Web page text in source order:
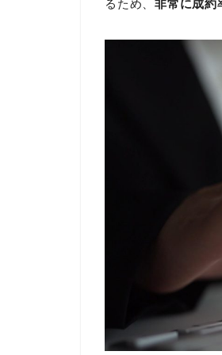
るため、非常に成約